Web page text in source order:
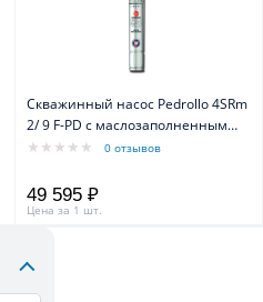
Скважинный насос Pedrollo 4SRm
2/ 9 F-PD с маслозаполненным
двигателем 4PD0 отзывов
49 595 ₽
Цена за 1 шт.